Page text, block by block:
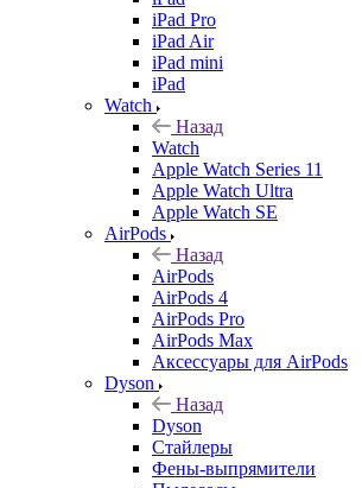
iPad Pro
iPad Air
iPad mini
iPad
Watch
Назад
Watch
Apple Watch Series 11
Apple Watch Ultra
Apple Watch SE
AirPods
Назад
AirPods
AirPods 4
AirPods Pro
AirPods Max
Аксессуары для AirPods
Dyson
Назад
Dyson
Стайлеры
Фены-выпрямители